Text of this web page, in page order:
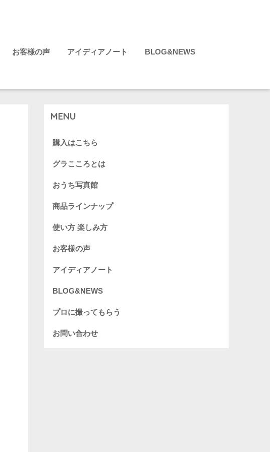
お客様の声 アイディアノート BLOG&NEWS
MENU
購入はこちら
グラこころとは
おうち写真館
商品ラインナップ
使い方 楽しみ方
お客様の声
アイディアノート
BLOG&NEWS
プロに撮ってもらう
お問い合わせ